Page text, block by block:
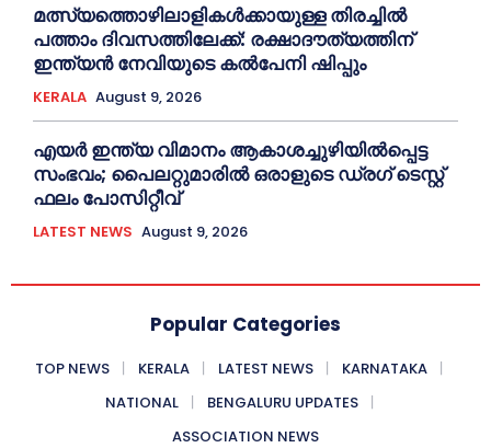
മത്സ്യത്തൊഴിലാളികള്‍ക്കായുള്ള തിരച്ചില്‍
പത്താം ദിവസത്തിലേക്ക്: രക്ഷാദൗത്യത്തിന്
ഇന്ത്യൻ നേവിയുടെ കല്‍പേനി ഷിപ്പും
KERALA August 9, 2026
എയര്‍ ഇന്ത്യ വിമാനം ആകാശച്ചുഴിയില്‍പ്പെട്ട
സംഭവം; പൈലറ്റുമാരില്‍ ഒരാളുടെ ഡ്രഗ് ടെസ്റ്റ്
ഫലം പോസിറ്റീവ്
LATEST NEWS August 9, 2026
Popular Categories
TOP NEWS KERALA LATEST NEWS
KARNATAKA
NATIONAL
BENGALURU UPDATES
ASSOCIATION NEWS